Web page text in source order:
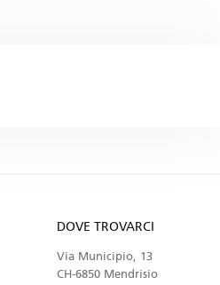
DOVE TROVARCI
Via Municipio, 13
CH-6850 Mendrisio